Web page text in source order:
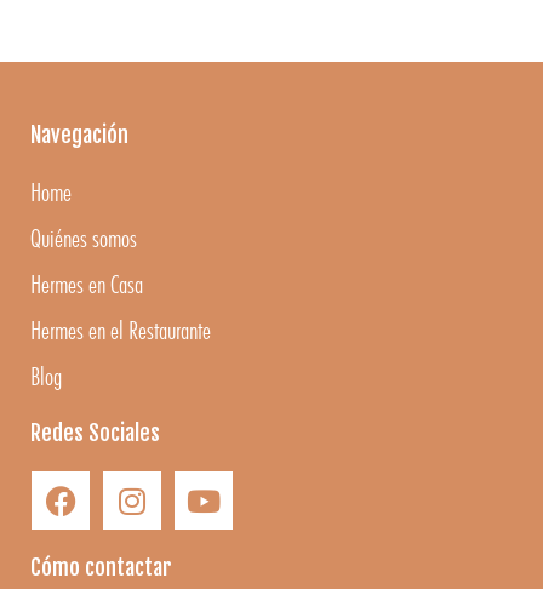
Navegación
Home
Quiénes somos
Hermes en Casa
Hermes en el Restaurante
Blog
Redes Sociales
Cómo contactar